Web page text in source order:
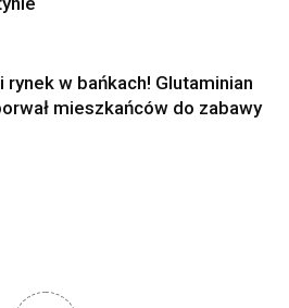
rynek w bańkach! Glutaminian
mieszkańców do zabawy